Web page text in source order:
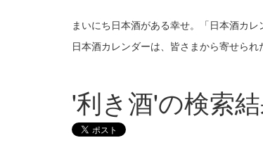
まいにち日本酒がある幸せ。「日本酒カレ
日本酒カレンダーは、皆さまから寄せら
'利き酒'の検索